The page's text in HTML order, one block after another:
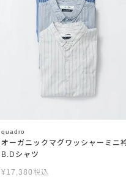
quadro
オーガニックマグワッシャーミニ
B.Dシャツ
¥17,380 税込